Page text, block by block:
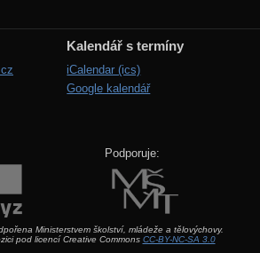
Kalendář s termíny
iCalendar (ics)
Google kalendář
Podporuje:
Ministerstvem školství, mládeže a tělovýchovy.
pod licencí Creative Commons CC-BY-NC-SA 3.0